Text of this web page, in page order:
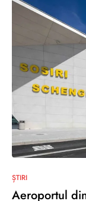
ȘTIRI
Aeroportul